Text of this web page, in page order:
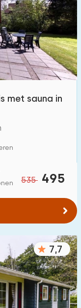
1
0
1
met sauna in
535 495
7,7